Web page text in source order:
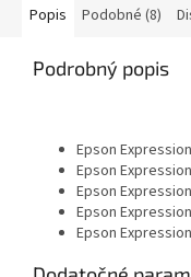
Popis Podobné (8)
Podrobný popis
Epson
Epson
Epson
Epson
Epson